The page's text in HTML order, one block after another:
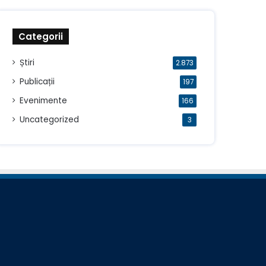
Categorii
Știri 2.873
Publicații 197
Evenimente 166
Uncategorized 3